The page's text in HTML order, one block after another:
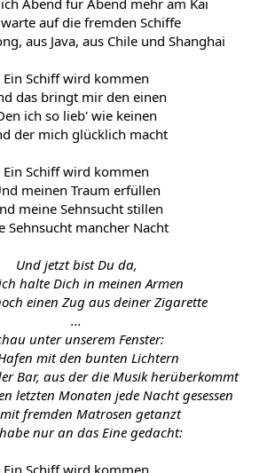
auf die fremden Schiffe
aus Java, aus Chile und Shanghai
Ein Schiff wird kommen
das bringt mir den einen
ich so lieb' wie keinen
der mich glücklich macht
Ein Schiff wird kommen
meinen Traum erfüllen
meine Sehnsucht stillen
Sehnsucht mancher Nacht
Und jetzt bist Du da,
halte Dich in meinen Armen
einen Zug aus deiner Zigarette
...
unter unserem Fenster:
mit den bunten Lichtern
Bar, aus der die Musik herüberkommt
letzten Monaten jede Nacht gesessen
fremden Matrosen getanzt
nur an das Eine gedacht:
Ein Schiff wird kommen